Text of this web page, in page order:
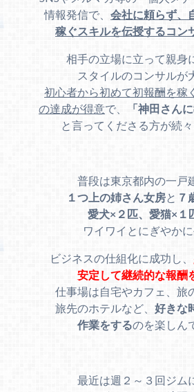
情報発信で、 会社に頼らず、
稼ぐスキルを伝授するコン
相手の立場に立って親身
スタイルのコンサルが
初心者から初めて初報酬を稼
の達成が得意で、
「神田さん
と言ってくださる方が続々
普段は東京都内の一戸
１つ上の姉さん女房と ７
愛犬×２匹、愛猫×１
ワイワイとにぎやかに
ビジネスの仕組化に成功し、
安定して継続的な報酬
仕事場は自宅やカフェ、旅
旅先のホテルなど、 好きな
作業をするのを楽しん
最近は週２～３回ジム